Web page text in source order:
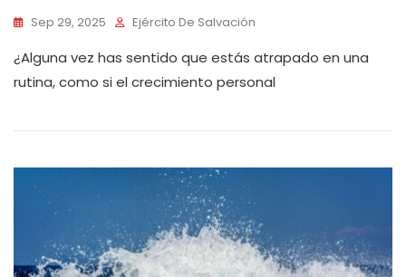
Sep 29, 2025 Ejército De Salvación
¿Alguna vez has sentido que estás atrapado en una
rutina, como si el crecimiento personal